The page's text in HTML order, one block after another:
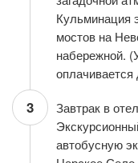
Кульминация
мостов на
набережной.
3
Завтрак в
автобусную